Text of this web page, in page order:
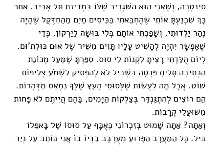
סִינַטְרָה, וְשֶׁאֲנִי הוּא הַשַּׁגְרִיר שֶׁלּוֹ בִּמְדִינַת תֵּל אָבִיב. אַחַר
כָּךְ שִׁכְנַעְתָּ אוֹתִי שֶׁהֶחְבֵּאתִי בַּכִּיסִים מַיִם מֵהַחִדֶּקֶל שֶׁהָיָה
נְהַר יַלְדוּתִי, וְשָׁפַכְתִּי אוֹתָם בְּלִי בּוּשָׁה לַיַּרְקוֹן, כְּדֵי
שֶׁאֶפְשָׁר יִהְיֶה לְהָשִׁיט עָלָיו תָּוִים מִשִּׁיר שֶׁל אוּם כּוּלְת'וּם.
לְיוֹם הֻלַּדְתִּי רָצִיתָ לִקְנוֹת לִי סוּס. סִפַּרְתָּ שֶׁמֵּעַל מְכוֹנַת
הַכְּתִיבָה תָּלִיתָ פַּרְסָה בִּשְׁבִיל לֹא לְהַפְסִיק לִשְׁמֹעַ צְלִיפוֹת
שׁוֹט. אֲבָל מָה לַעֲשׂוֹת שֶׁלְּסוּסֵי הָעֵץ שֶׁלְּךָ נִמְאַס מִדְּהָרוֹת.
הֵם רוֹצִים לְהִתְגַּנְדֵּר בְּצַלְּקוֹת הַיָּמִים, בָּהֶם הֲיִיתֶם לֹא פָּחוֹת
מִשּׁוּעֲלֵי קְרָבוֹת.
וְאַתָּה? אַתָּה שָׁמוּט בְּזִכְרוֹנִי כְּאֻכָּף עַל סוּסוֹ שֶׁל בָּאפֵלוֹ
בִּיל. כָּל הַמַּעֲרָב הַפָּרוּעַ מְעֻרְבָּב בַּדְּיוֹ בּוֹ אֲנִי כּוֹתֵב עַל נְיַר